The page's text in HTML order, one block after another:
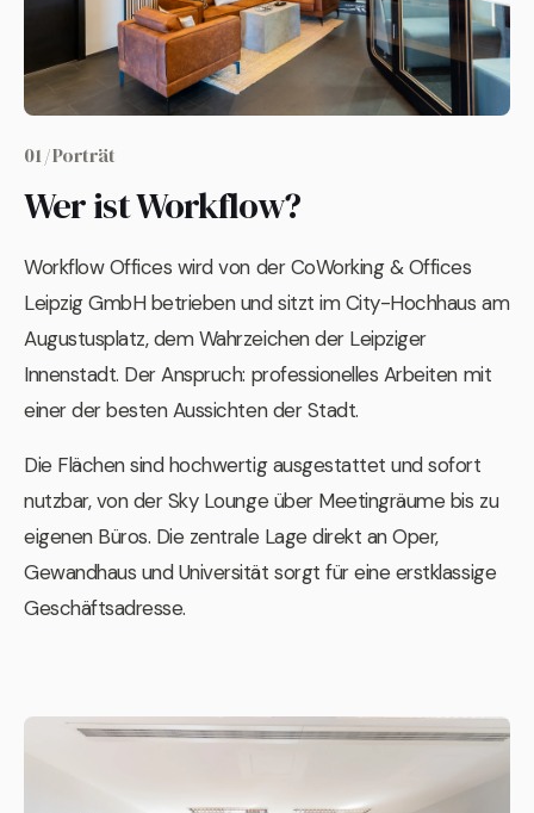
01 / Porträt
Wer ist Workflow?
Workflow Offices wird von der CoWorking & Offices
Leipzig GmbH betrieben und sitzt im City-Hochhaus am
Augustusplatz, dem Wahrzeichen der Leipziger
Innenstadt. Der Anspruch: professionelles Arbeiten mit
einer der besten Aussichten der Stadt.
Die Flächen sind hochwertig ausgestattet und sofort
nutzbar, von der Sky Lounge über Meetingräume bis zu
eigenen Büros. Die zentrale Lage direkt an Oper,
Gewandhaus und Universität sorgt für eine erstklassige
Geschäftsadresse.